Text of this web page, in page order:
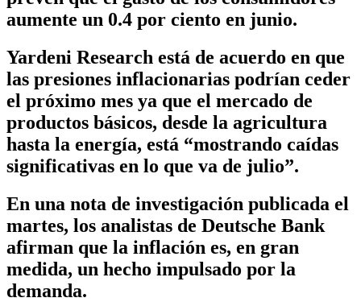
aumente un 0.4 por ciento en junio.
Yardeni Research está de acuerdo en que
las presiones inflacionarias podrían ceder
el próximo mes ya que el mercado de
productos básicos, desde la agricultura
hasta la energía, está “mostrando caídas
significativas en lo que va de julio”.
En una nota de investigación publicada el
martes, los analistas de Deutsche Bank
afirman que la inflación es, en gran
medida, un hecho impulsado por la
demanda.